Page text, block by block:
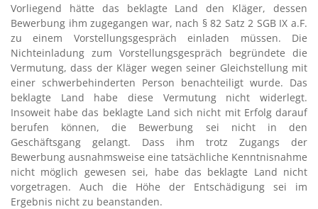
Vorliegend hätte das beklagte Land den Kläger, dessen
Bewerbung ihm zugegangen war, nach § 82 Satz 2 SGB IX a.F.
zu einem Vorstellungsgespräch einladen müssen. Die
Nichteinladung zum Vorstellungsgespräch begründete die
Vermutung, dass der Kläger wegen seiner Gleichstellung mit
einer schwerbehinderten Person benachteiligt wurde. Das
beklagte Land habe diese Vermutung nicht widerlegt.
Insoweit habe das beklagte Land sich nicht mit Erfolg darauf
berufen können, die Bewerbung sei nicht in den
Geschäftsgang gelangt. Dass ihm trotz Zugangs der
Bewerbung ausnahmsweise eine tatsächliche Kenntnisnahme
nicht möglich gewesen sei, habe das beklagte Land nicht
vorgetragen. Auch die Höhe der Entschädigung sei im
Ergebnis nicht zu beanstanden.